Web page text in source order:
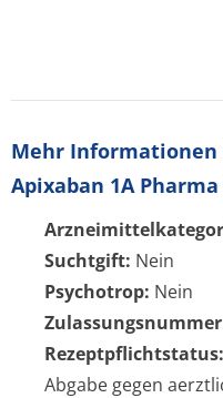
Mehr
Apixaban 1A
Suchtgift: Nein
Psychotrop: Nein
Rezeptpflichtstatus:
Abgabe gegen